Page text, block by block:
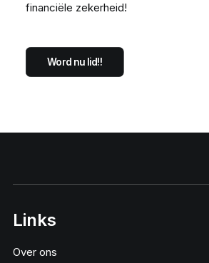
financiële zekerheid!
Word nu lid!!
Links
Over ons